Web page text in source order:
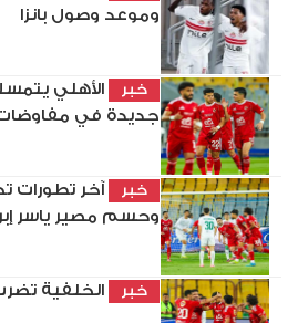
وموعد وصول بانزا
خبر
الأهلي
جديدة في مفاوضات
خبر
آخر تطورات
وحسم مصير ياسر
خبر الخلفية